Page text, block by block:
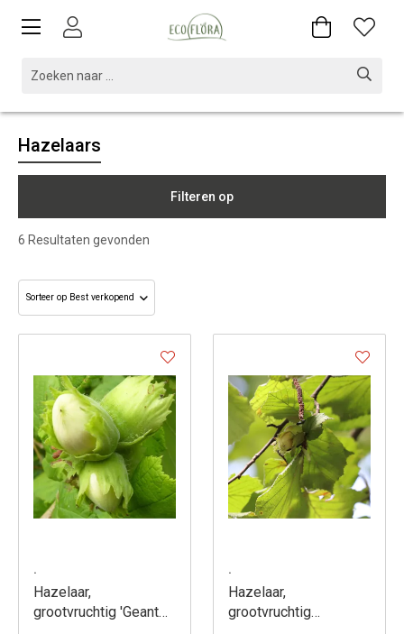
Hazelaars
Filteren op
6 Resultaten gevonden
.
Hazelaar,
grootvruchtig 'Geant
.
Hazelaar,
grootvruchtig